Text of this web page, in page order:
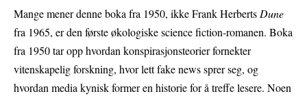
Mange mener denne boka fra 1950, ikke Frank HerbertsDune
fra 1965, er den første økologiske science fiction-romanen. Boka
fra 1950 tar opp hvordan konspirasjonsteorier fornekter
vitenskapelig forskning, hvor lett fake news sprer seg, og
hvordan media kynisk former en historie for å treffe lesere. Noen